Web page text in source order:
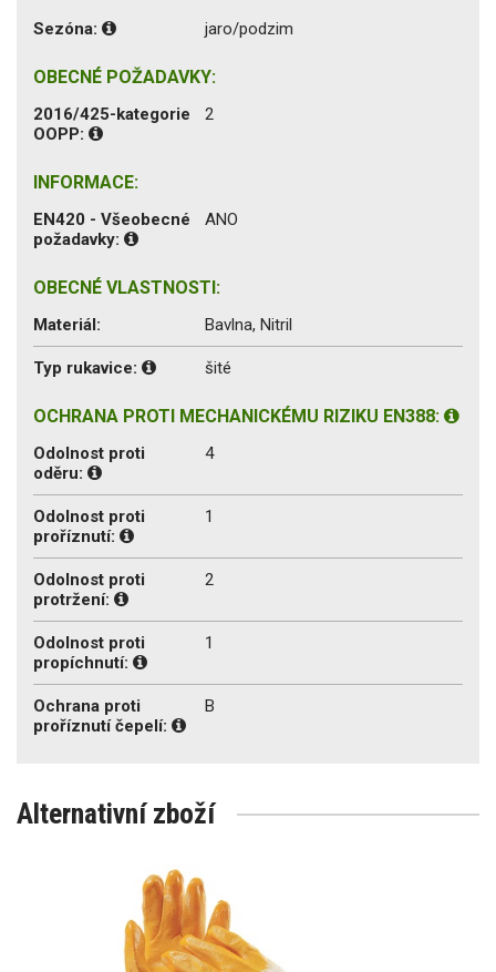
Sezóna: jaro/podzim
OBECNÉ POŽADAVKY:
2016/425-kategorie
OOPP:
2
INFORMACE:
EN420 - Všeobecné
požadavky:
ANO
OBECNÉ VLASTNOSTI:
Materiál: Bavlna, Nitril
Typ rukavice: šité
OCHRANA PROTI MECHANICKÉMU RIZIKU EN388:
Odolnost proti
oděru:
4
Odolnost proti
proříznutí:
1
Odolnost proti
protržení:
2
Odolnost proti
propíchnutí:
1
Ochrana proti
proříznutí čepelí:
B
Alternativní zboží